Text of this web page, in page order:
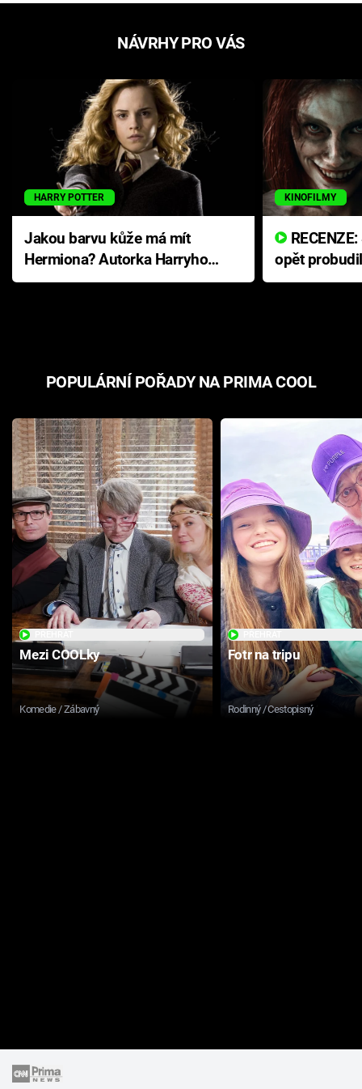
NÁVRHY PRO VÁS
HARRY POTTER
Jakou barvu kůže má mít
Hermiona? Autorka Harryho
Pottera přišla s ráznou
KINOFILMY
opět
přichází s
POPULÁRNÍ POŘADY NA PRIMA COOL
Mezi COOLky
Komedie / Zábavný
Fotr na tripu
Rodinný / Cestopisný